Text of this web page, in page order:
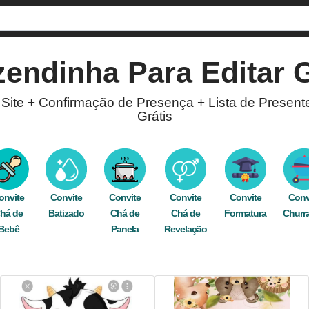
Para Editar
+ Confirmação de Presença + Lista de
Grátis
Nosso editor está disponível para você criar
pelo WhatsApp, Facebook, e-mail, ou
infantil fazenda,fazendinha,roça claro,verde azul,natureza animal
de
Convite
Batizado
Convite
Chá de
Panela
Convite
Chá de
Revelação
Convite
Formatura